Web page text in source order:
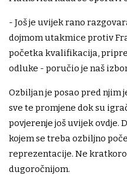
- Još je uvijek rano
dojmom utakmice protiv
početka kvalifikacija,
odluke - poručio je naš
Ozbiljan je posao pred
sve te promjene dok su
povjerenje još uvijek ovdje.
kojem se treba ozbiljno
reprezentacije. Ne
dugoročnijom.